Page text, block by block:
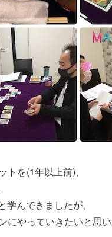
を(1年以上前)、
学んできましたが、
やっていきたいと思い